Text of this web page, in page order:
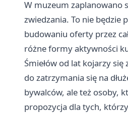
W muzeum zaplanowano
zwiedzania. To nie będzie
budowaniu oferty przez
różne formy aktywności
Śmiełów od lat kojarzy
do zatrzymania się na
bywalców, ale też osoby,
propozycja dla tych,